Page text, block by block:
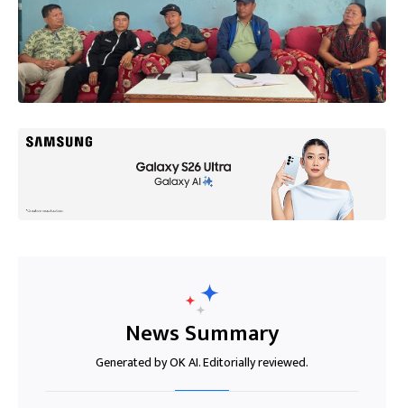
News Summary
Generated by OK AI. Editorially reviewed.